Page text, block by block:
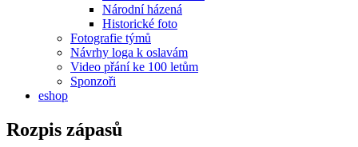
Národní házená
Historické foto
Fotografie týmů
Návrhy loga k oslavám
Video přání ke 100 letům
Sponzoři
eshop
Rozpis zápasů